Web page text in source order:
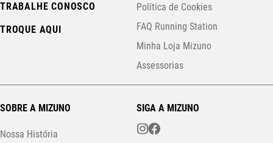
TRABALHE CONOSCO
TROQUE AQUI
Política de Cookies
FAQ Running Station
Minha Loja Mizuno
Assessorias
SOBRE A MIZUNO
Nossa História
SIGA A MIZUNO